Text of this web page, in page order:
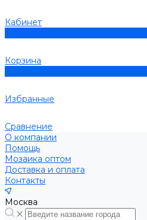
Кабинет
Корзина
Избранные
Сравнение
О компании
Помощь
Мозаика оптом
Доставка и оплата
Контакты
Москва